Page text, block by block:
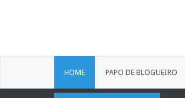
HOME PAPO DE BLOGUEIRO